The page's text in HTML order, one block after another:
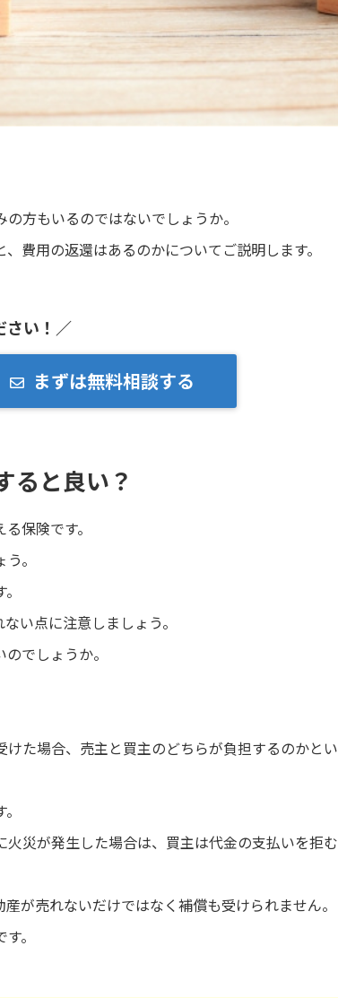
方もいるのではないでしょうか。
費用の返還はあるのかについてご説明します。
さい！／
まずは無料相談する
ると良い？
保険です。
。
い点に注意しましょう。
でしょうか。
た場合、売主と買主のどちらが負担するのかとい
災が発生した場合は、買主は代金の支払いを拒む
が売れないだけではなく補償も受けられません。
。